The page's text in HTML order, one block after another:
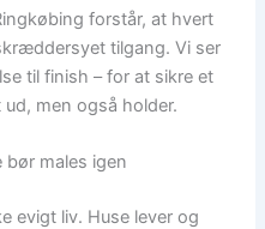
forstår, at hvert
tilgang. Vi ser
til finish – for at sikre et
men også holder.
males igen
evigt liv. Huse lever og